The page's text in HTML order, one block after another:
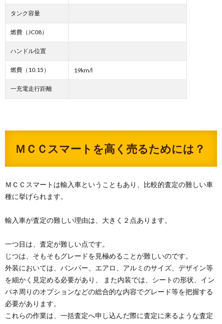
タンク容量
燃費（JC08）
ハンドル位置
燃費（10.15） 19km/l
一充電走行距離
ＭＣＣスマートを高く売るためには？
ＭＣＣスマートは輸入車ということもあり、比較的査定の難しい車
種に挙げられます。
輸入車が査定の難しい理由は、大きく２点あります。
一つ目は、査定が難しい点です。
じつは、そもそもグレードを見極めることが難しいのです。
外装においては、バンパー、エアロ、アルミのサイズ、デザイン等
を細かく見定める必要があり、 また内装では、シートの形状、イン
パネ周りのオプションなどの総合的な内容でグレード等を把握する
必要があります。
これらの作業は、一括査定へ申し込んだ際に査定に来るような査定